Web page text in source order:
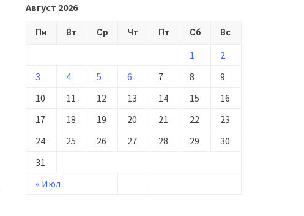
Август 2026
Пн Вт Ср Чт Пт Сб Вс
« Июл
1
2
3
4 5 6 7 8
9
10
11 12 13 14 15
16
17
18 19 20 21 22
23
24
25 26 27 28 29
30
31